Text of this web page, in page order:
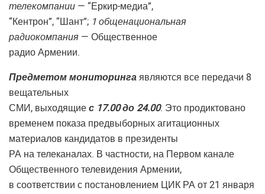
телекомпании — “Еркир-медиа”,
“Кентрон”, “Шант”; 1 общенациональная
радиокомпания — Общественное
радио Армении.
Предметом мониторинга являются все передачи 8
вещательных
СМИ, выходящие с 17.00 до 24.00. Это продиктовано
временем показа предвыборных агитационных
материалов кандидатов в президенты
РА на телеканалах. В частности, на Первом канале
Общественного телевидения Армении,
в соответствии с постановлением ЦИК РА от 21 января